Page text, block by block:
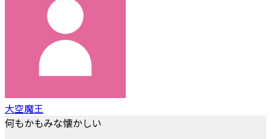
大空魔王
何もかもみな懐かしい